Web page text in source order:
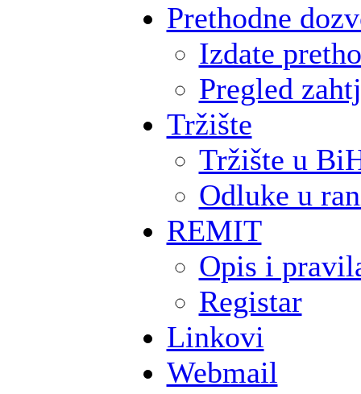
Prethodne
Izdate
Pregled
Tržište
Tržište u
Odluke u
REMIT
Opis i
Registar
Linkovi
Webmail